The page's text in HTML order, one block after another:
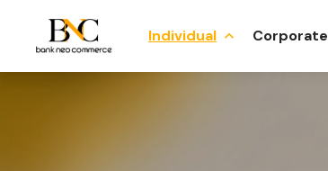
Individual Corporate